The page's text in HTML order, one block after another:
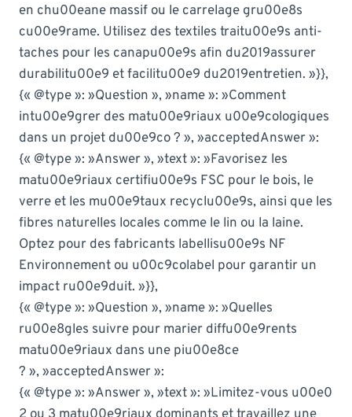
en chu00eane massif ou le carrelage gru00e8s
cu00e9rame. Utilisez des textiles traitu00e9s anti-
taches pour les canapu00e9s afin du2019assurer
durabilitu00e9 et facilitu00e9 du2019entretien. »}},
{« @type »: »Question », »name »: »Comment
intu00e9grer des matu00e9riaux u00e9cologiques
dans un projet du00e9co ? », »acceptedAnswer »:
{« @type »: »Answer », »text »: »Favorisez les
matu00e9riaux certifiu00e9s FSC pour le bois, le
verre et les mu00e9taux recyclu00e9s, ainsi que les
fibres naturelles locales comme le lin ou la laine.
Optez pour des fabricants labellisu00e9s NF
Environnement ou u00c9colabel pour garantir un
impact ru00e9duit. »}},
{« @type »: »Question », »name »: »Quelles
ru00e8gles suivre pour marier diffu00e9rents
matu00e9riaux dans une piu00e8ce
? », »acceptedAnswer »:
{« @type »: »Answer », »text »: »Limitez-vous u00e0